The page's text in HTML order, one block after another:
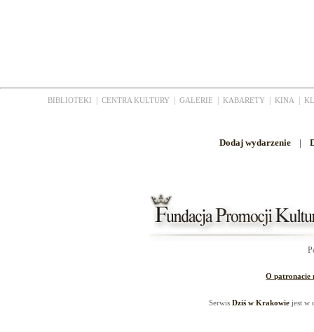
BIBLIOTEKI CENTRA KULTURY GALERIE KABARETY KINA
Dodaj wydarzenie |
O patronacie
SerwisDziś w Krakowie jest w